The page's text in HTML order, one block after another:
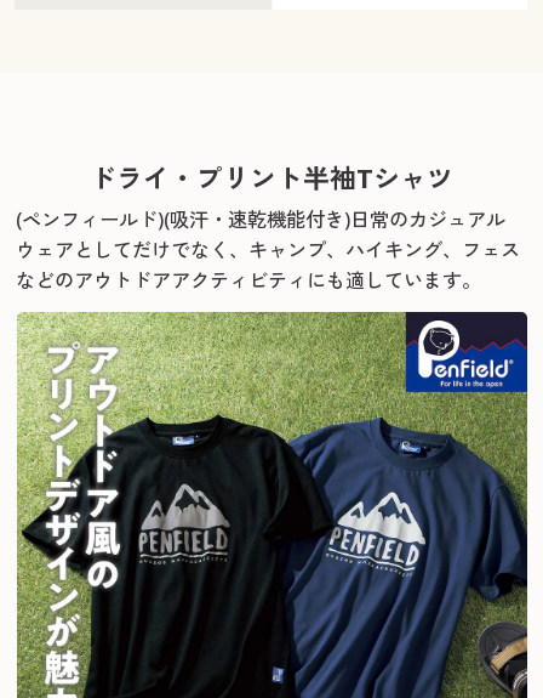
ドライ・プリント半袖Tシャツ
(ペンフィールド)(吸汗・速乾機能付き)日常のカジュアル
ウェアとしてだけでなく、 キャンプ、ハイキング、フェス
などのアウトドアアクティビティにも適しています。